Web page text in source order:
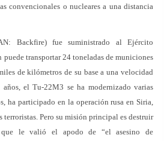
convencionales o nucleares a una distancia
Backfire) fue suministrado al Ejército
transportar 24 toneladas de municiones
de kilómetros de su base a una velocidad
el Tu-22M3 se ha modernizado varias
ha participado en la operación rusa en Siria,
terroristas. Pero su misión principal es destruir
le valió el apodo de “el asesino de